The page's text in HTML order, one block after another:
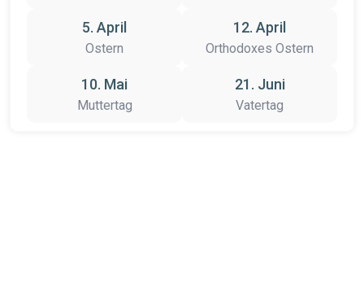
5. April
Ostern
12. April
Orthodoxes Ostern
10. Mai
Muttertag
21. Juni
Vatertag